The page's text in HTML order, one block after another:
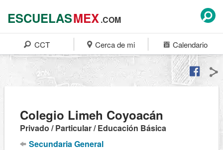
ESCUELASMEX.COM
CCT Cerca de mi Calendario
Colegio Limeh Coyoacán
Privado / Particular / Educación Básica
Secundaria General